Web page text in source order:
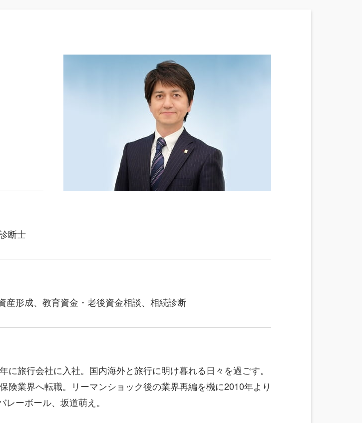
断士
形成、教育資金・老後資金相談、相続診断
旅行会社に入社。国内海外と旅行に明け暮れる日々を過ごす。
業界へ転職。リーマンショック後の業界再編を機に2010年より
ーボール、坂道萌え。